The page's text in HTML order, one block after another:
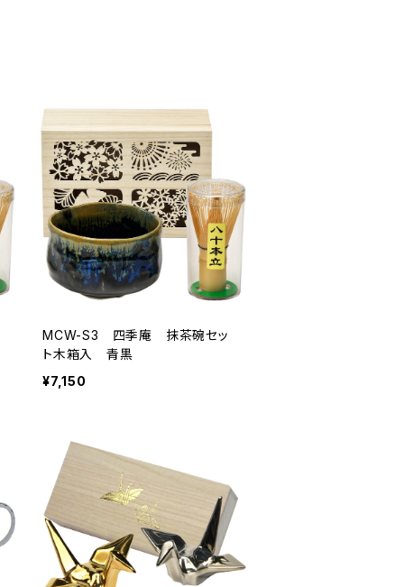
MCW-S3 四季庵 抹茶碗セッ
ト木箱入 青黒
¥7,150